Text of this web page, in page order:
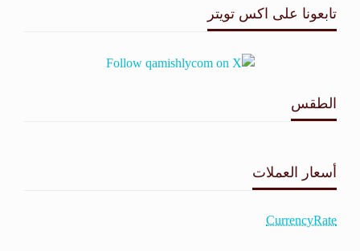
تابعونا على اكس تويتر
الطقس
أسعار العملات
CurrencyRate